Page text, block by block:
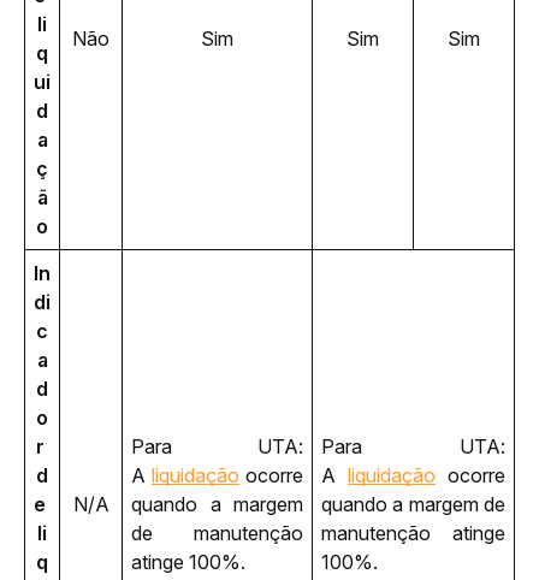
li
q
ui
d
a
ç
ã
o
Não Sim Sim Sim
In
di
c
a
d
o
r
d
e
li
q
N/A
Para UTA:
A liquidação ocorre
quando a margem
de manutenção
atinge 100%.
Para UTA:
A liquidação ocorre
quando a margem de
manutenção atinge
100%.